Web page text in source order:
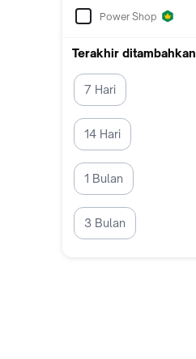
Power Shop
Terakhir ditambahkan
7 Hari
14 Hari
1 Bulan
3 Bulan